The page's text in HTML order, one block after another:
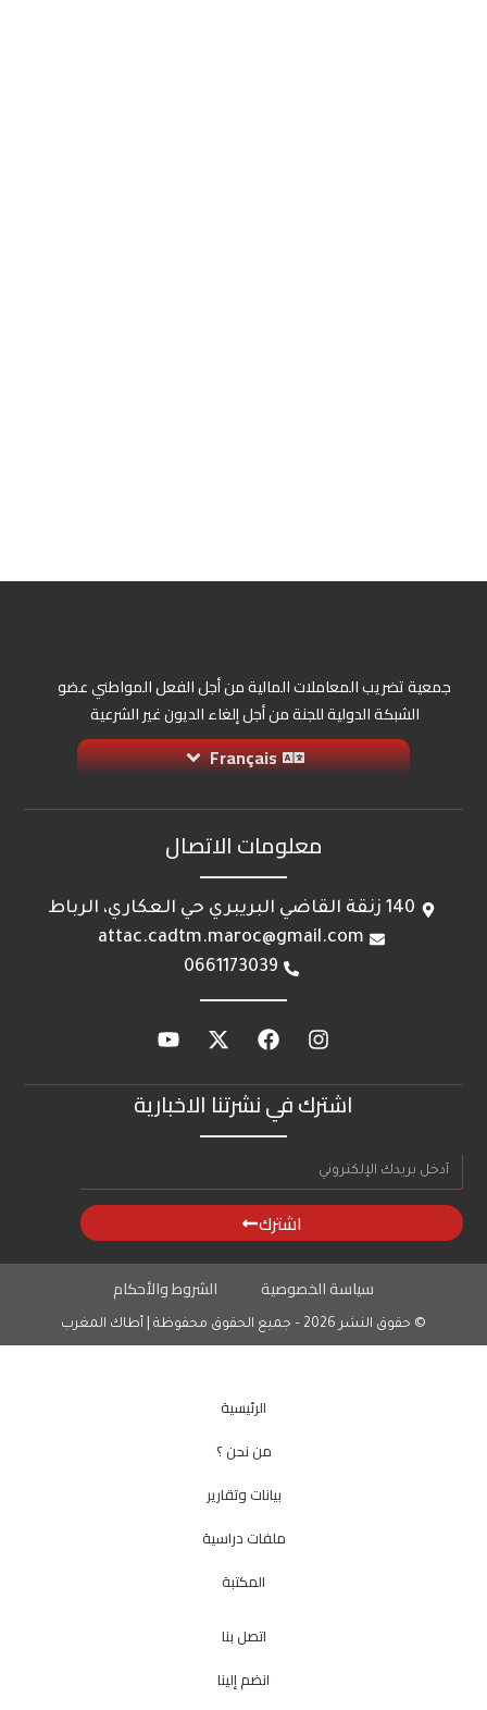
اشترك في نشرتنا الاخبارية
اشترك
معلومات الاتصال
140 زنقة القاضي البريبري حي العكاري، الرباط
attac.cadtm.maroc@gmail.com
0661173039
جمعية تضريب المعاملات المالية من أجل الفعل المواطني عضو
الشبكة الدولية للجنة من أجل إلغاء الديون غير الشرعية
Français
© حقوق النشر 2026 – جميع الحقوق محفوظة | أطاك المغرب
سياسة الخصوصية الشروط والأحكام
الرئيسية
من نحن ؟
بيانات وتقارير
ملفات دراسية
المكتبة
اتصل بنا
انضم إلينا